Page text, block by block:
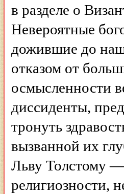
в разделе о
Невероятные
дожившие до
отказом от
осмысленности
диссиденты,
тронуть
вызванной их
Льву Толстому
религиозности,